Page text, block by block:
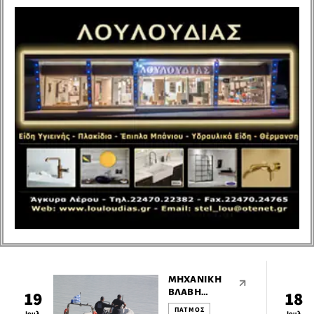
ατύχημα που
Χερσαία Ζώνη Λιμένα
Σκάλας Πάτμου, με
εμπλεκόμενους δύο
ημεδαπούς, ηλικίας 22
και 18 ετών, οδηγούς
δικύκλων
μοτοποδηλάτων.
19
ΜΗΧΑΝΙΚΉ
ΒΛΆΒΗ
ΙΣΤΙΟΦΌΡΟΥ
ΠΑΤΜΟΣ 18